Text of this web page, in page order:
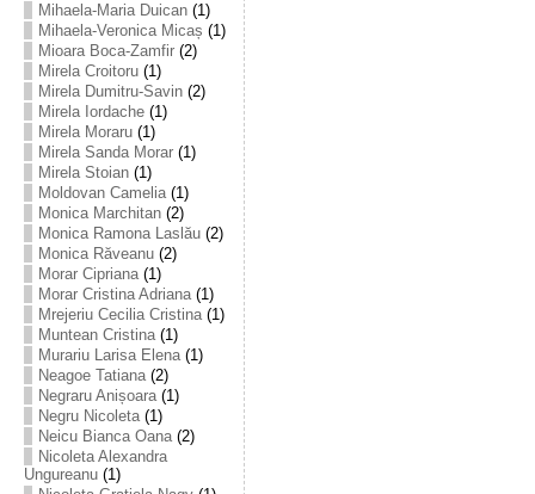
Mihaela-Maria Duican(1)
Mihaela-Veronica Micaș (1)
Mioara Boca-Zamfir(2)
Mirela Croitoru(1)
Mirela Dumitru-Savin(2)
Mirela Iordache(1)
Mirela Moraru(1)
Mirela Sanda Morar(1)
Mirela Stoian(1)
Moldovan Camelia(1)
Monica Marchitan(2)
Monica Ramona Laslău(2)
Monica Răveanu(2)
Morar Cipriana(1)
Morar Cristina Adriana(1)
Mrejeriu Cecilia Cristina(1)
Muntean Cristina(1)
Murariu Larisa Elena(1)
Neagoe Tatiana(2)
Negraru Anișoara(1)
Negru Nicoleta(1)
Neicu Bianca Oana(2)
Nicoleta Alexandra
Ungureanu(1)